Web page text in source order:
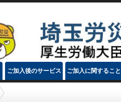
ご加入後のサービス ご加入に関すること